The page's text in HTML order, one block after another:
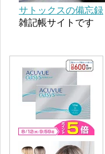
サトックスの備忘録
雑記帳サイトです